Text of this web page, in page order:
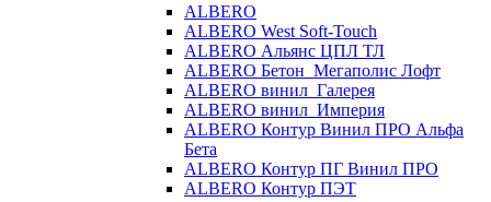
ALBERO
ALBERO West Soft-Touch
ALBERO Альянс ЦПЛ ТЛ
ALBERO Бетон_Мегаполис Лофт
ALBERO винил_Галерея
ALBERO винил_Империя
ALBERO Контур Винил ПРО Альфа
Бета
ALBERO Контур ПГ Винил ПРО
ALBERO Контур ПЭТ